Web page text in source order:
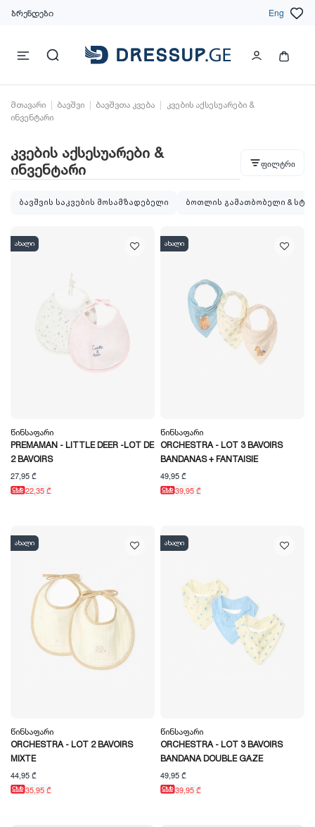
ბრენდები Eng
მთავარი ბავშვი ბავშვთა კვება
კვების აქსესუარები &
ინვენტარი
კვების აქსესუარები &
ინვენტარი ფილტრი
ბავშვის საკვების მოსამზადებელი ბოთლის გამათბობელი &
ახალი
Წინსაფარი
PREMAMAN - LITTLE DEER -LOT DE
2 BAVOIRS
27,95 ₾
22,35 ₾
ახალი
Წინსაფარი
ORCHESTRA - LOT 3 BAVOIRS
BANDANAS + FANTAISIE
49,95 ₾
39,95 ₾
ახალი
Წინსაფარი
ORCHESTRA - LOT 2 BAVOIRS
MIXTE
44,95 ₾
35,95 ₾
ახალი
Წინსაფარი
ORCHESTRA - LOT 3 BAVOIRS
BANDANA DOUBLE GAZE
49,95 ₾
39,95 ₾